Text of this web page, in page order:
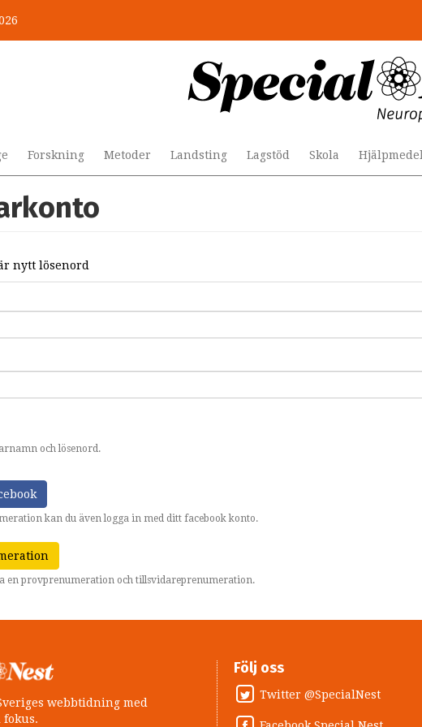
Forskning Metoder Landsting Lagstöd Skola Hjälpmedel
nytt lösenord
och lösenord.
kan du även logga in med ditt facebook konto.
en provprenumeration och tillsvidareprenumeration.
webbtidning med
Följ oss
Twitter @SpecialNest